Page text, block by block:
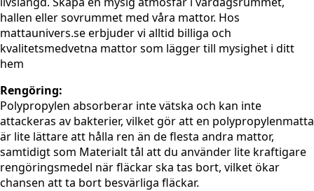
hallen eller sovrummet med våra mattor. Hos
mattaunivers.se erbjuder vi alltid billiga och
kvalitetsmedvetna mattor som lägger till mysighet i ditt
hem
Rengöring:
Polypropylen absorberar inte vätska och kan inte
attackeras av bakterier, vilket gör att en polypropylenmatta
är lite lättare att hålla ren än de flesta andra mattor,
samtidigt som Materialt tål att du använder lite kraftigare
rengöringsmedel när fläckar ska tas bort, vilket ökar
chansen att ta bort besvärliga fläckar.